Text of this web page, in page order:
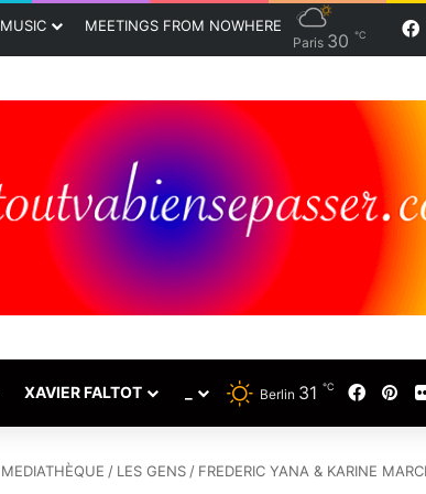
MUSIC MEETINGS FROM NOWHERE
Paris 30 ℃
XAVIER FALTOT Berlin 31 ℃
MEDIATHÈQUE / LES GENS / FREDERIC YANA & KARINE